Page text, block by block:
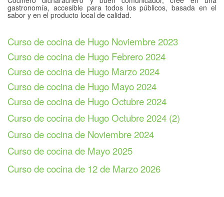
gastronomía, accesible para todos los públicos, basada en el
sabor y en el producto local de calidad.
Curso de cocina de Hugo Noviembre 2023
Curso de cocina de Hugo Febrero 2024
Curso de cocina de Hugo Marzo 2024
Curso de cocina de Hugo Mayo 2024
Curso de cocina de Hugo Octubre 2024
Curso de cocina de Hugo Octubre 2024 (2)
Curso de cocina de Noviembre 2024
Curso de cocina de Mayo 2025
Curso de cocina de 12 de Marzo 2026